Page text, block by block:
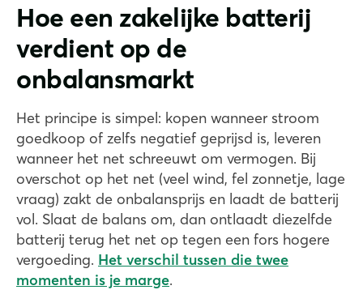
Hoe een zakelijke batterij
verdient op de
onbalansmarkt
Het principe is simpel: kopen wanneer stroom
goedkoop of zelfs negatief geprijsd is, leveren
wanneer het net schreeuwt om vermogen. Bij
overschot op het net (veel wind, fel zonnetje, lage
vraag) zakt de onbalansprijs en laadt de batterij
vol. Slaat de balans om, dan ontlaadt diezelfde
batterij terug het net op tegen een fors hogere
vergoeding. Het verschil tussen die twee
momenten is je marge.